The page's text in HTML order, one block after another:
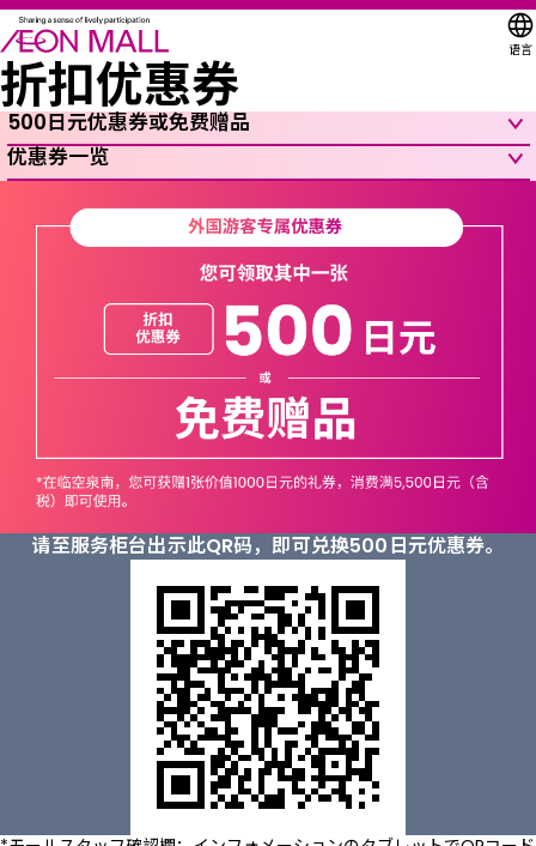
语言
折扣优惠券
500日元优惠券或免费赠品
优惠券一览
请至服务柜台出示此QR码，即可兑换500日元优惠券。